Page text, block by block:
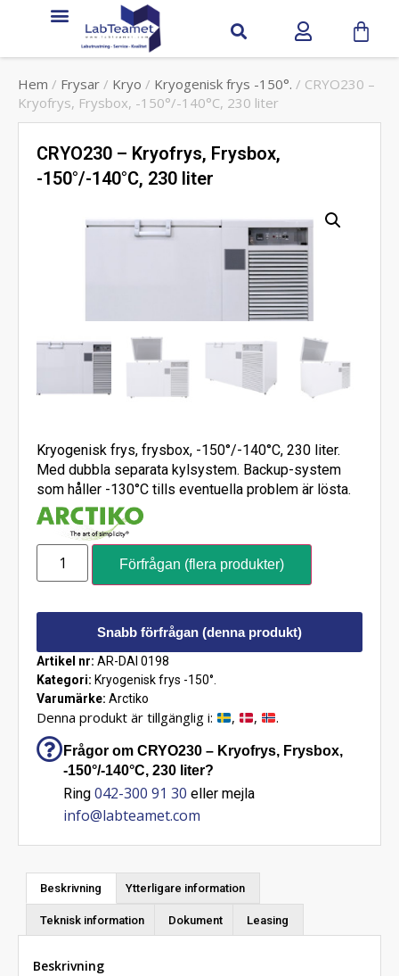
Hem / Frysar / Kryo / Kryogenisk frys -150°. / CRYO230 –
Kryofrys, Frysbox, -150°/-140°C, 230 liter
CRYO230 – Kryofrys, Frysbox,
-150°/-140°C, 230 liter
Kryogenisk frys, frysbox, -150°/-140°C, 230 liter.
Med dubbla separata kylsystem. Backup-system
som håller -130°C tills eventuella problem är lösta.
Förfrågan (flera produkter)
Snabb förfrågan (denna produkt)
Artikel nr: AR-DAI 0198
Kategori: Kryogenisk frys -150°.
Varumärke: Arctiko
Denna produkt är tillgänglig i: , , .
Frågor om CRYO230 – Kryofrys, Frysbox,
-150°/-140°C, 230 liter?
Ring 042-300 91 30 eller mejla
info@labteamet.com
Beskrivning Ytterligare information
Teknisk information Dokument Leasing
Beskrivning